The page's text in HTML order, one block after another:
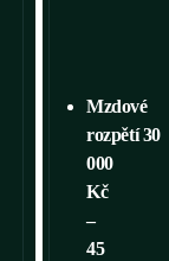
Mzdové
rozpětí 30
000
Kč
–
45